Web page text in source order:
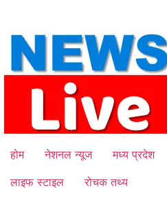
content
होम नेशनल न्यूज मध्य प्रदेश
लाइफ स्टाइल
रोचक तथ्य